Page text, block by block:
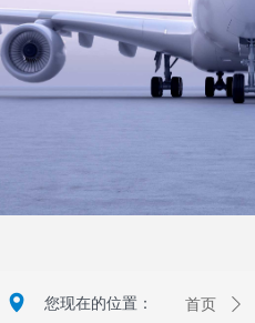
넹 您现在的位置： 首页 ꄲ